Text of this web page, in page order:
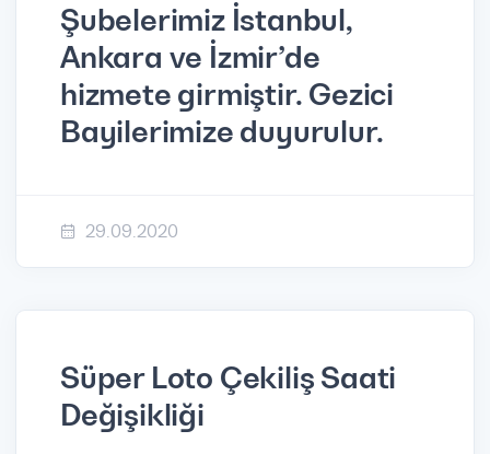
Şubelerimiz İstanbul,
Ankara ve İzmir’de
hizmete girmiştir. Gezici
Bayilerimize duyurulur.
29.09.2020
Süper Loto Çekiliş Saati
Değişikliği